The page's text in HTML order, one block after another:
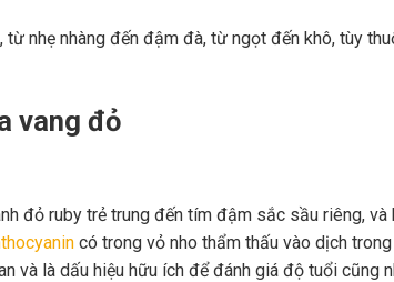
nhẹ nhàng đến đậm đà, từ ngọt đến khô, tùy
vang đỏ
đỏ ruby trẻ trung đến tím đậm sắc sầu riêng,
có trong vỏ nho thẩm thấu vào dịch
và là dấu hiệu hữu ích để đánh giá độ tuổi cũng